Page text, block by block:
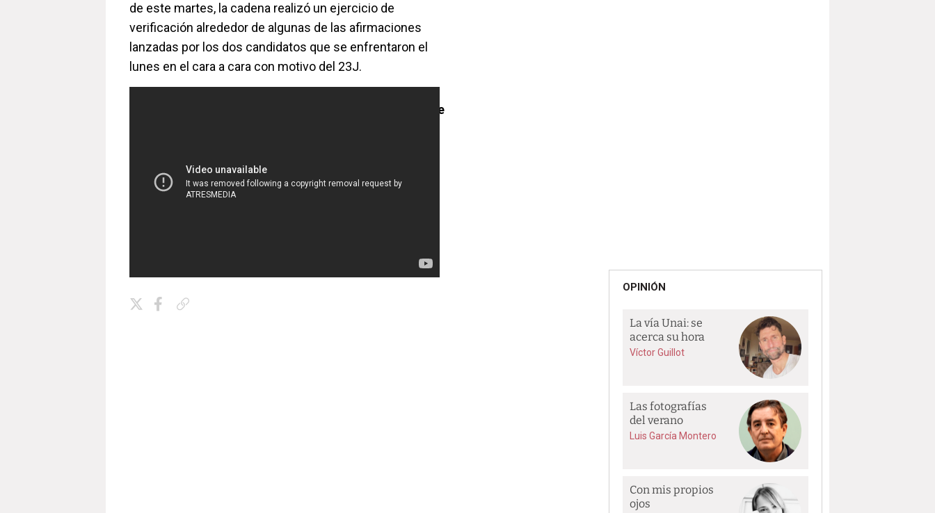
de este martes, la cadena realizó un ejercicio de
verificación alrededor de algunas de las afirmaciones
lanzadas por los dos candidatos que se enfrentaron el
lunes en el cara a cara con motivo del 23J.
La Sexta desmonta los bulos del cara a cara entre
OPINIÓN
La vía Unai: se
acerca su hora
Víctor Guillot
Las fotografías
del verano
Luis García Montero
Con mis propios
ojos